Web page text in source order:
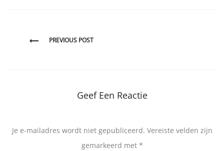
BerichtPREVIOUS POST
Geef Een Reactie
Je e-mailadres wordt niet gepubliceerd. Vereiste velden zijn
gemarkeerd met *